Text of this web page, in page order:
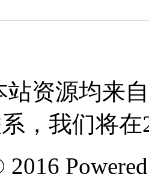
站资源均来
，我们将